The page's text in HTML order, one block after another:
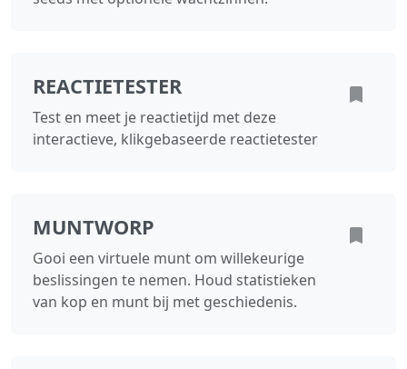
REACTIETESTER
Test en meet je reactietijd met deze
interactieve, klikgebaseerde reactietester
MUNTWORP
Gooi een virtuele munt om willekeurige
beslissingen te nemen. Houd statistieken
van kop en munt bij met geschiedenis.